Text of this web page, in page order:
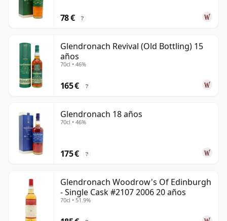
78 € ?
Glendronach Revival (Old Bottling) 15
años
70cl • 46%
165 € ?
Glendronach 18 años
70cl • 46%
175 € ?
Glendronach Woodrow's Of Edinburgh
- Single Cask #2107 2006 20 años
70cl • 51.9%